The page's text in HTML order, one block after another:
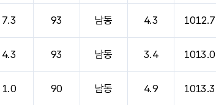
7.3 93 남동 4.3 1012.7
4.3 93 남동 3.4 1013.0
1.0 90 남동 4.9 1013.3